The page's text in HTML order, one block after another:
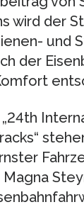
wird der
und
der